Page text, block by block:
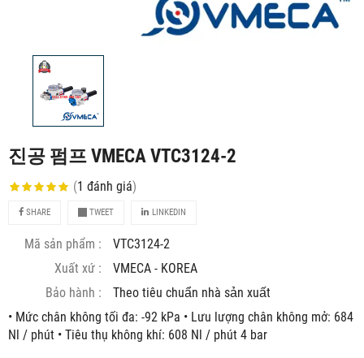
진공 펌프 VMECA VTC3124-2
(1 đánh giá)
SHARE TWEET LINKEDIN
Mã sản phẩm :
VTC3124-2
Xuất xứ :
VMECA - KOREA
Bảo hành :
Theo tiêu chuẩn nhà sản xuất
• Mức chân không tối đa: -92 kPa • Lưu lượng chân không mở: 684
Nl / phút • Tiêu thụ không khí: 608 Nl / phút 4 bar